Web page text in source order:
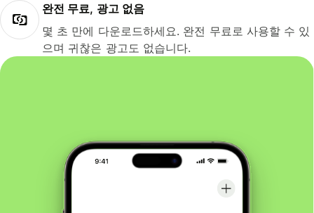
완전 무료, 광고 없음
몇 초 만에 다운로드하세요. 완전 무료로 사용할 수 있
으며 귀찮은 광고도 없습니다.